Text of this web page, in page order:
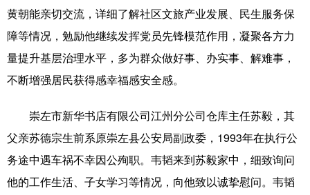
图片 中央文件 金融 汽车
食品 人居 信息化 乡村振兴
溯源中国 城市
悦读 公益 书画 一带一路
亚太网 上市公司 文化产业
黄朝能亲切交流，详细了解社区文旅产业发展、民生服务保
障等情况，勉励他继续发挥党员先锋模范作用，凝聚各方力
量提升基层治理水平，多为群众做好事、办实事、解难事，
不断增强居民获得感幸福感安全感。
崇左市新华书店有限公司江州分公司仓库主任苏毅，其
父亲苏德宗生前系原崇左县公安局副政委，1993年在执行公
务途中遇车祸不幸因公殉职。韦韬来到苏毅家中，细致询问
他的工作生活、子女学习等情况，向他致以诚挚慰问。韦韬